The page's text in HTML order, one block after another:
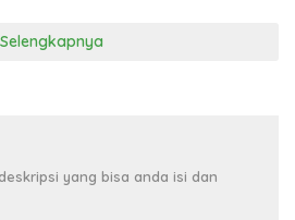
Selengkapnya
yang bisa anda isi dan